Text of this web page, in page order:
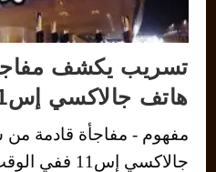
تسريب يكشف
هاتف جالاكسي إس11
مفهوم - مفاجأة قادمة
جالاكسي إس11 ففي الوقت الذي يدور جدل…